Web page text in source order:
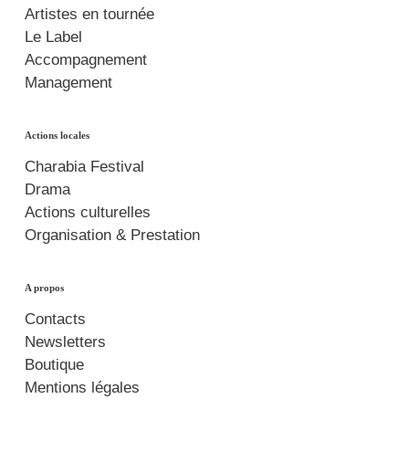
Artistes en tournée
Le Label
Accompagnement
Management
Actions locales
Charabia Festival
Drama
Actions culturelles
Organisation & Prestation
A propos
Contacts
Newsletters
Boutique
Mentions légales